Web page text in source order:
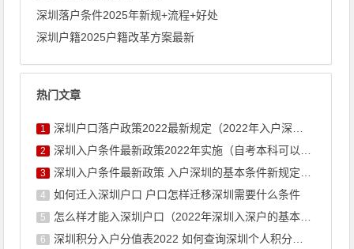
深圳落户条件2025年新规+流程+好处
深圳户籍2025户籍改革方案最新
热门文章
1 深圳户口落户政策2022最新规定（2022年入户深圳条件新政 ...
2 深圳入户条件最新政策2022年实施（自考本科可以入户深圳吗）
3 深圳入户条件最新政策 入户深圳的基本条件新规定积分
4 如何迁入深圳户口 户口怎样迁移深圳需要什么条件
5 怎么样才能入深圳户口（2022年深圳入深户的基本条件）
6 深圳积分入户分值表2022 如何查询深圳个人积分有多少